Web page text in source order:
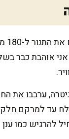
אני אוהבת כבר
ערבבו את
עד למרקם חלק
להרגיש כמו ענן